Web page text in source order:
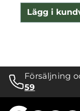
Lägg i
Försäljning
59